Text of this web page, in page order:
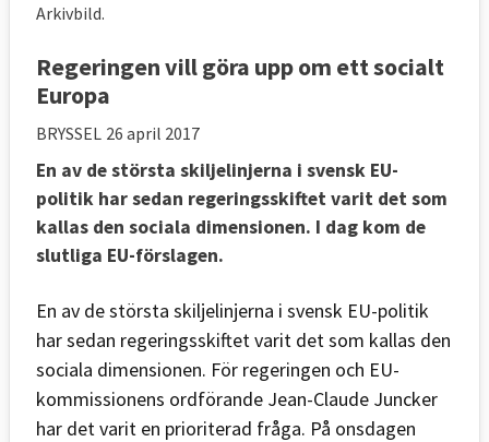
Arkivbild.
Regeringen vill göra upp om ett socialt
Europa
BRYSSEL 26 april 2017
En av de största skiljelinjerna i svensk EU-
politik har sedan regeringsskiftet varit det som
kallas den sociala dimensionen. I dag kom de
slutliga EU-förslagen.
En av de största skiljelinjerna i svensk EU-politik
har sedan regeringsskiftet varit det som kallas den
sociala dimensionen. För regeringen och EU-
kommissionens ordförande Jean-Claude Juncker
har det varit en prioriterad fråga. På onsdagen